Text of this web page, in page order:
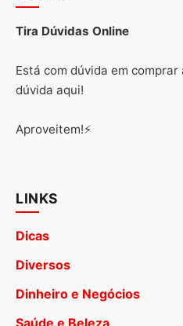
Tira Dúvidas Online
Está com dúvida em
dúvida aqui!
Aproveitem!⚡
LINKS
Dicas
Diversos
Dinheiro e Negócios